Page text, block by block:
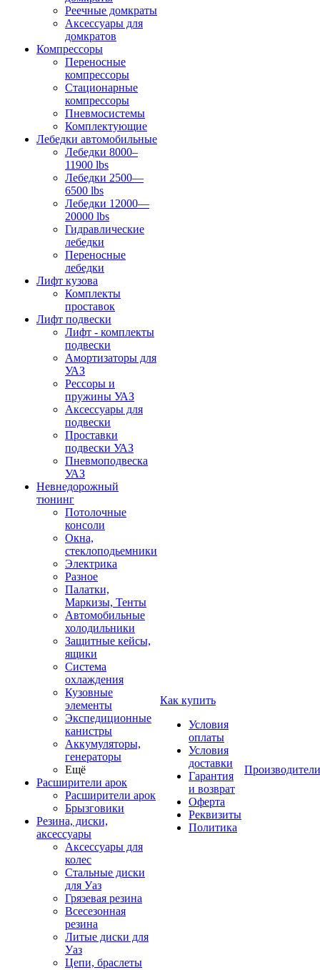
Реечные домкраты
Аксессуары для
домкратов
Компрессоры
Переносные
компрессоры
Стационарные
компрессоры
Пневмосистемы
Комплектующие
Лебедки автомобильные
Лебедки 8000–
11900 lbs
Лебедки 2500—
6500 lbs
Лебедки 12000—
20000 lbs
Гидравлические
лебедки
Переносные
лебедки
Лифт кузова
Комплекты
проставок
Лифт подвески
Лифт - комплекты
подвески
Амортизаторы для
УАЗ
Рессоры и
пружины УАЗ
Аксессуары для
подвески
Проставки
подвески УАЗ
Пневмоподвеска
УАЗ
Невнедорожный
тюнинг
Потолочные
консоли
Окна,
стеклоподьемники
Электрика
Разное
Палатки,
Маркизы, Тенты
Автомобильные
холодильники
Защитные кейсы,
ящики
Система
охлаждения
Кузовные
элементы
Экспедиционные
канистры
Аккумуляторы,
генераторы
Ещё
Расширители арок
Расширители арок
Брызговики
Резина, диски,
аксессуары
Аксессуары для
колес
Стальные диски
для Уаз
Грязевая резина
Всесезонная
резина
Литые диски для
Уаз
Цепи, браслеты
Как купить
Условия
оплаты
Условия
доставки
Гарантия
и возврат
Оферта
Реквизиты
Политика
Производители